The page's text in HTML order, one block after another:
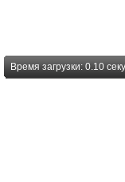
Время загрузки: 0.10